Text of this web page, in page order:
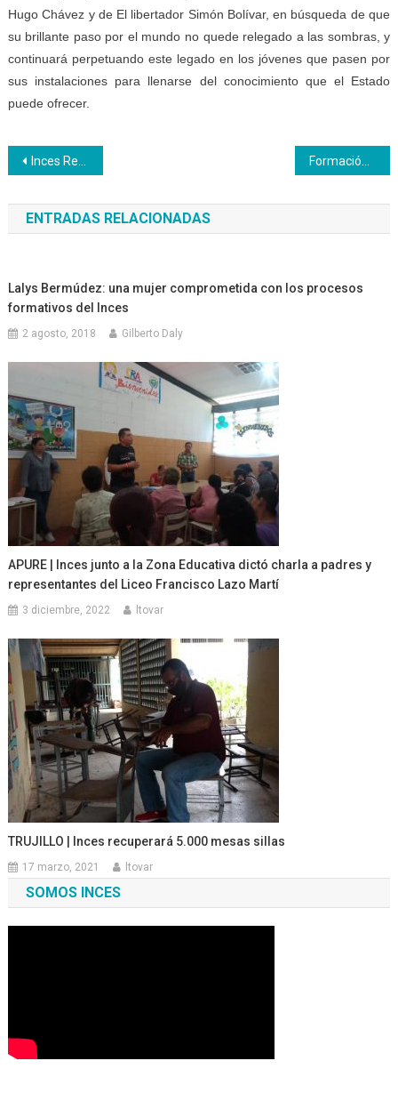
Hugo Chávez y de El libertador Simón Bolívar, en búsqueda de que
su brillante paso por el mundo no quede relegado a las sombras, y
continuará perpetuando este legado en los jóvenes que pasen por
sus instalaciones para llenarse del conocimiento que el Estado
puede ofrecer.
Navegación
de
entradas
Inces Regional Aragua desarrolla propuestas en apoyo a sus participantes y aprendices
ENTRADAS RELACIONADAS
Lalys Bermúdez: una mujer comprometida con los procesos
formativos del Inces
2 agosto, 2018 Gilberto Daly
APURE | Inces junto a la Zona Educativa dictó charla a padres y
representantes del Liceo Francisco Lazo Martí
3 diciembre, 2022 ltovar
TRUJILLO | Inces recuperará 5.000 mesas sillas
17 marzo, 2021 ltovar
SOMOS INCES